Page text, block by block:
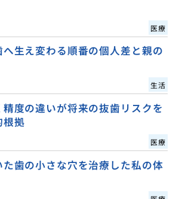
医療
生え変わる順番の個人差と親の
生活
度の違いが将来の抜歯リスクを
根拠
医療
歯の小さな穴を治療した私の体